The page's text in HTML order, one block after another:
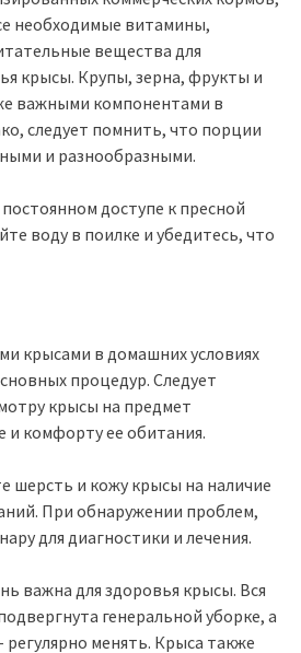
необходимые витамины,
вещества для
крысы. Крупы, зерна, фрукты и
важными компонентами в
следует помнить, что порции
и разнообразными.
доступе к пресной
воду в поилке и убедитесь, что
крысами в домашних условиях
процедур. Следует
крысы на предмет
и комфорту ее обитания.
шерсть и кожу крысы на наличие
При обнаружении проблем,
для диагностики и лечения.
важна для здоровья крысы. Вся
генеральной уборке, а
менять. Крыса также